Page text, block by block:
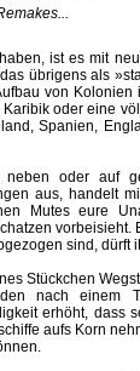
ist es mit
übrigens als
von
oder eine
Spanien,
oder auf
aus, handelt
Mutes eure
sind,
Stückchen
nach einem
erhöht, dass
aufs Korn